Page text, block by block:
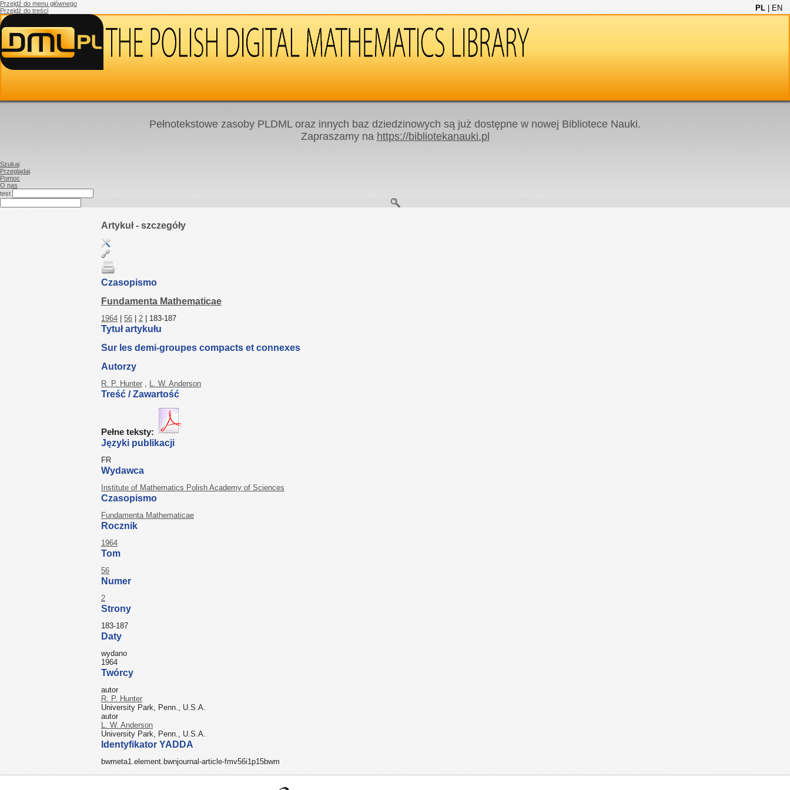
Przejdź do menu głównego
Przejdź do treści
PL EN
Pełnotekstowe zasoby PLDML oraz innych baz dziedzinowych są już dostępne w nowej Bibliotece Nauki.
Zapraszamy na https://bibliotekanauki.pl
Szukaj
Przeglądaj
Pomoc
O nas
test
Artykuł - szczegóły
Czasopismo
Fundamenta Mathematicae
1964 56 2 | 183-187
Tytuł artykułu
Sur les demi-groupes compacts et connexes
Autorzy
R. P. Hunter , L. W. Anderson
Treść / Zawartość
Pełne teksty:
Języki publikacji
FR
Wydawca
Institute of Mathematics Polish Academy of Sciences
Czasopismo
Fundamenta Mathematicae
Rocznik
1964
Tom
56
Numer
2
Strony
183-187
Daty
wydano
1964
Twórcy
autor
R. P. Hunter
University Park, Penn., U.S.A.
autor
L. W. Anderson
University Park, Penn., U.S.A.
Identyfikator YADDA
bwmeta1.element.bwnjournal-article-fmv56i1p15bwm